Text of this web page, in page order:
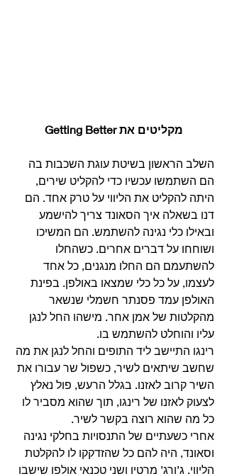
מקליטים את Getting Better
השלב הראשון בשיטת עוגת השכבות בה
הם השתמשו עכשיו כדי להקליט שירים,
היתה להקליט את הליווי על טרק אחד. הם
דנו בשאלה איך הסאונד צריך להישמע
ובאילו כלי נגינה להשתמש. הם המשיכו
ושוחחו על דברים אחרים. כשהחלו
להשתעמם הם החלו מנגנים, כל אחד
לעצמו, על כל כלי שמצאו באולפן. בפינת
האולפן עמד פסנתר חשמלי שנשאר
מהקלטות של אמן אחר. מישהו החל לנגן
עליו והוחלט להשתמש בו.
רינגו התיישב ליד התופים והחל לנגן את מה
שחשב שיתאים לשיר, כשפול שר עבורו את
השיר קרוב לאזנו. בגלל הרעש, פול נאלץ
לצעוק לאזנו של רינגו, תוך שהוא מסביר לו
כל מה שהוא רוצה בקשר לשיר.
אחרי כשעתיים של התנסויות בחלקי נגינה
וסאונד, היה להם כל שהזדקקו לו להקלטת
הליווי. ג’ורג’ מרטין ושני טכנאי אולפן שישבו